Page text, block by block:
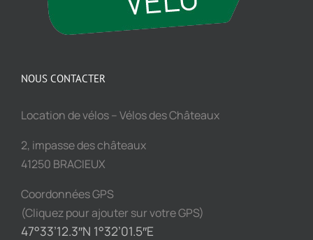
NOUS CONTACTER
Location de vélos – Vélos des Châteaux
2, impasse des châteaux
41250 BRACIEUX
Coordonnées GPS
(Cliquez pour ajouter sur votre GPS)
47°33’12.3″N 1°32’01.5″E